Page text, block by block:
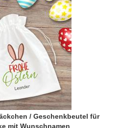
/ Geschenkbeutel für
mit Wunschnamen